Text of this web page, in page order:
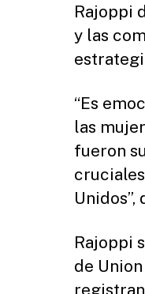
Rajoppi
y las
“Es
las
fueron
Unidos”,
Rajoppi
de